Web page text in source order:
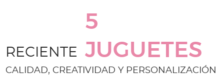
RECIENTE
5
JUGUETES
CALIDAD, CREATIVIDAD Y PERSONALIZACIÓN